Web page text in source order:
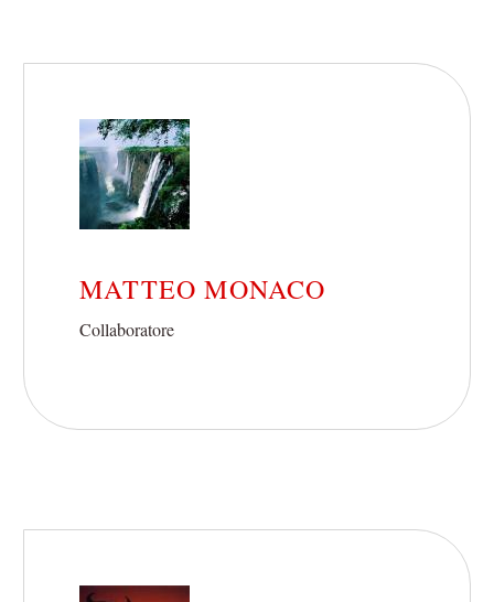
MATTEO MONACO
Collaboratore